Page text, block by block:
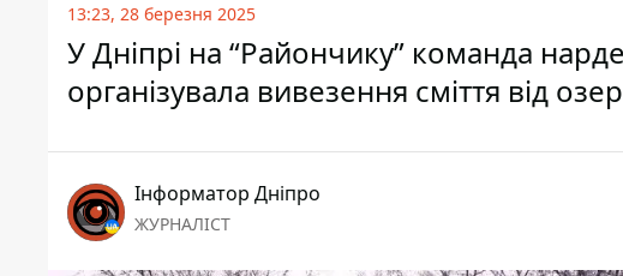
13:23, 28 березня 2025
У Дніпрі на “Райончику” команда
організувала вивезення сміття від
Інформатор Дніпро
ЖУРНАЛІСТ